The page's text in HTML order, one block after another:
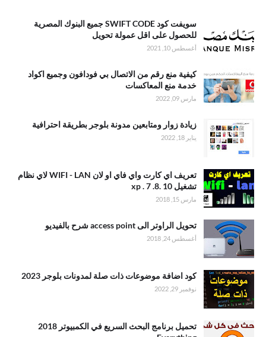
سويفت كود SWIFT CODE جميع البنوك المصرية
للحصول على اقل عمولة تحويل
أغسطس 10, 2021
كيفية منع رقم من الاتصال بي فودافون وجميع اكواد
خدمة منع المعاكسات
مارس 09, 2022
زيادة زوار ومتابعين مدونة بلوجر بطريقة احترافية
يناير 18, 2022
تعريف اي كارت واي فاي او لان WIFI - LAN لاي نظام
تشغيل xp . 7 .8. 10
مارس 15, 2018
تحويل الراوتر الى access point شرح بالفيديو
أغسطس 24, 2018
كود اضافة موضوعات ذات صلة لمدونات بلوجر 2023
نوفمبر 29, 2022
تحميل برنامج البحث السريع في الكمبيوتر 2018